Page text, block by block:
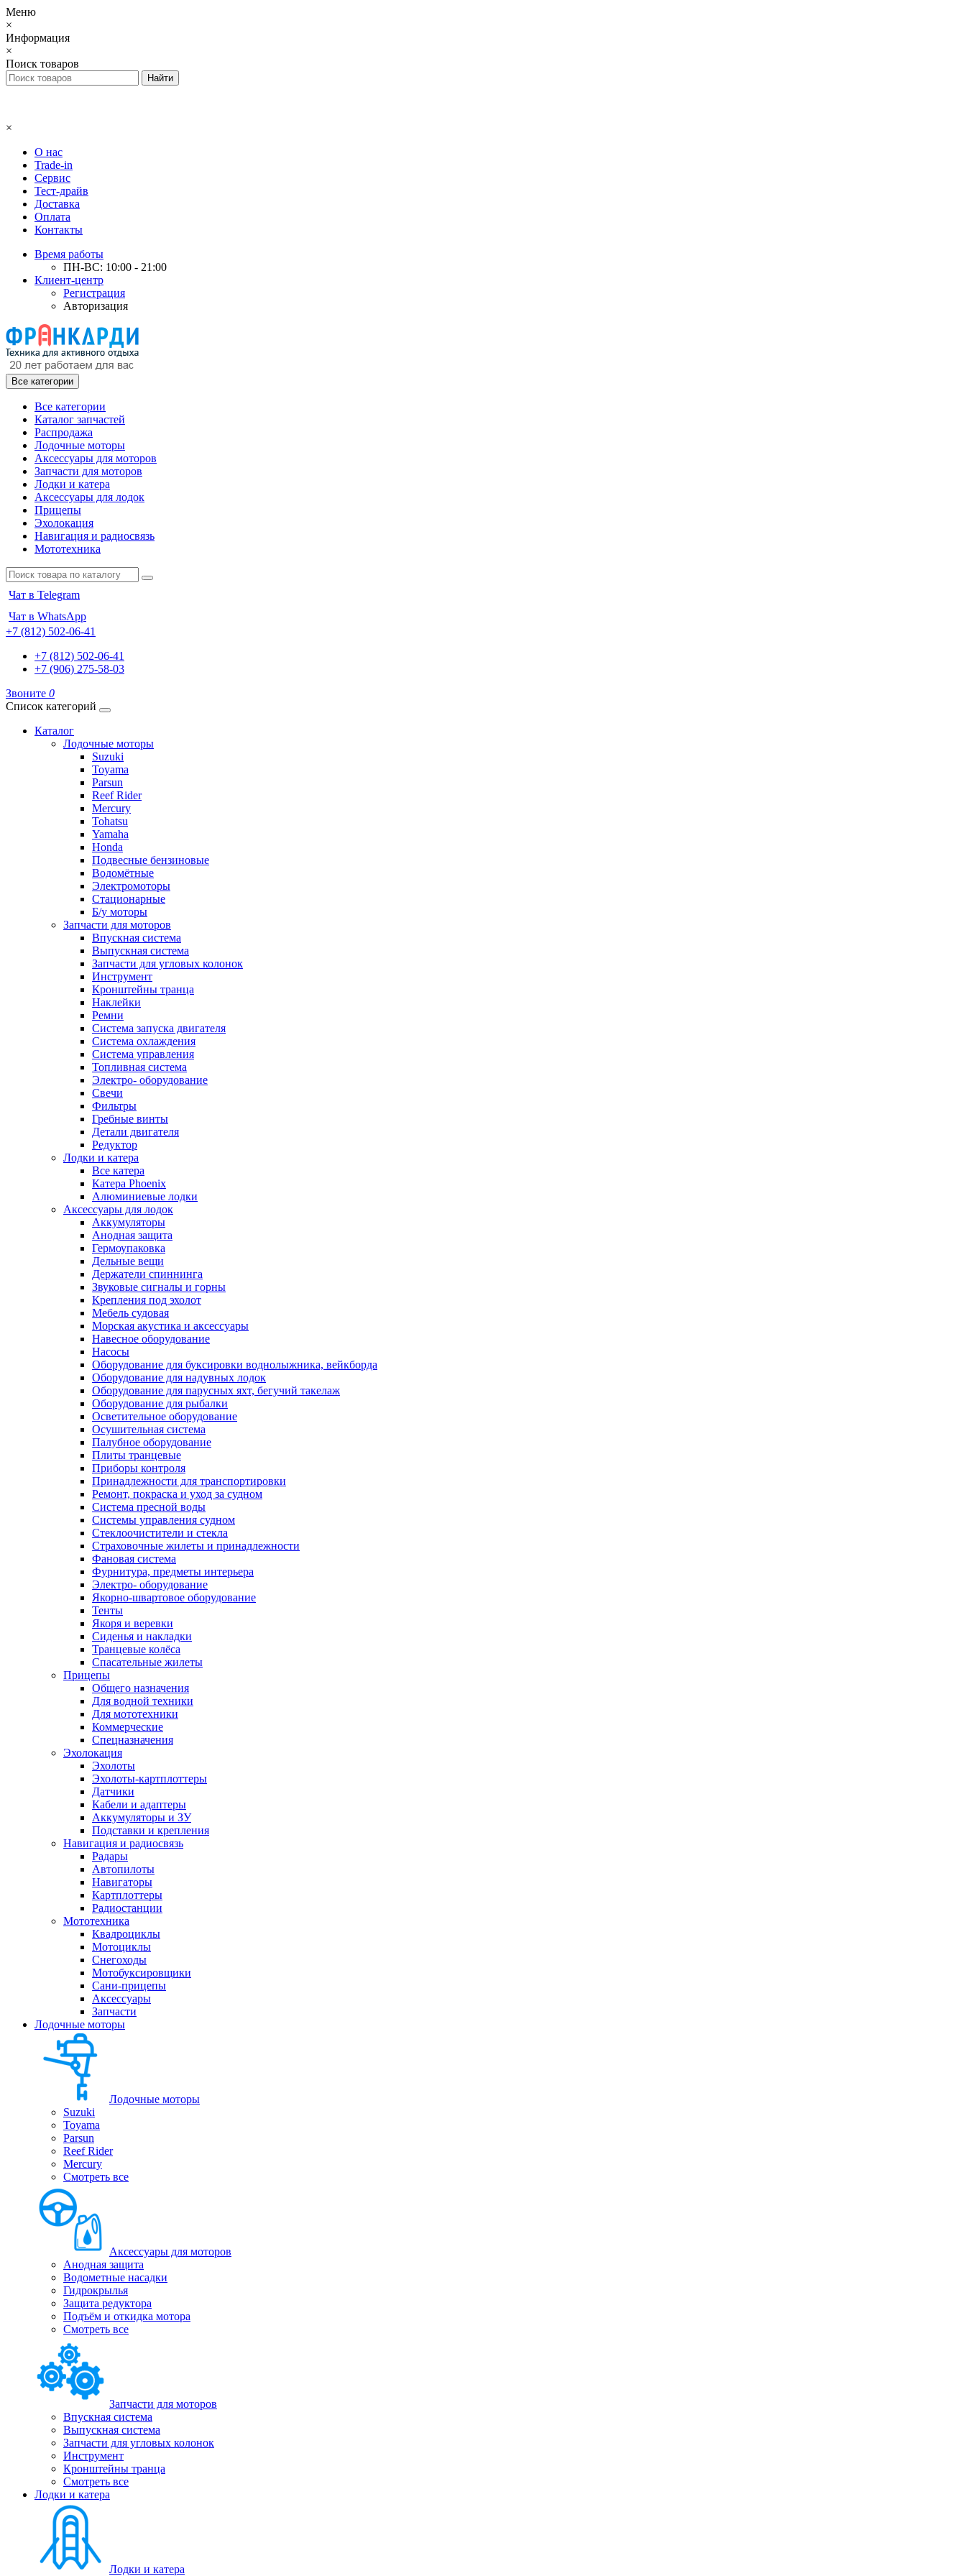
Меню
×
Информация
×
Поиск товаров
×
О нас
Trade-in
Сервис
Тест-драйв
Доставка
Оплата
Контакты
Время работы
ПН-ВС: 10:00 - 21:00
Клиент-центр
Регистрация
Авторизация
Все категории
Все категории
Каталог запчастей
Распродажа
Лодочные моторы
Аксессуары для моторов
Запчасти для моторов
Лодки и катера
Аксессуары для лодок
Прицепы
Эхолокация
Навигация и радиосвязь
Мототехника
Чат в Telegram
Чат в WhatsApp
+7 (812) 502-06-41
+7 (812) 502-06-41
+7 (906) 275-58-03
Звоните 0
Список категорий
Каталог
Лодочные моторы
Suzuki
Toyama
Parsun
Reef Rider
Mercury
Tohatsu
Yamaha
Honda
Подвесные бензиновые
Водомётные
Электромоторы
Стационарные
Б/у моторы
Запчасти для моторов
Впускная система
Выпускная система
Запчасти для угловых колонок
Инструмент
Кронштейны транца
Наклейки
Ремни
Система запуска двигателя
Система охлаждения
Система управления
Топливная система
Электро- оборудование
Свечи
Фильтры
Гребные винты
Детали двигателя
Редуктор
Лодки и катера
Все катера
Катера Phoenix
Алюминиевые лодки
Аксессуары для лодок
Аккумуляторы
Анодная защита
Гермоупаковка
Дельные вещи
Держатели спиннинга
Звуковые сигналы и горны
Крепления под эхолот
Мебель судовая
Морская акустика и аксессуары
Навесное оборудование
Насосы
Оборудование для буксировки воднолыжника, вейкборда
Оборудование для надувных лодок
Оборудование для парусных яхт, бегучий такелаж
Оборудование для рыбалки
Осветительное оборудование
Осушительная система
Палубное оборудование
Плиты транцевые
Приборы контроля
Принадлежности для транспортировки
Ремонт, покраска и уход за судном
Система пресной воды
Системы управления судном
Стеклоочистители и стекла
Страховочные жилеты и принадлежности
Фановая система
Фурнитура, предметы интерьера
Электро- оборудование
Якорно-швартовое оборудование
Тенты
Якоря и веревки
Сиденья и накладки
Транцевые колёса
Спасательные жилеты
Прицепы
Общего назначения
Для водной техники
Для мототехники
Коммерческие
Спецназначения
Эхолокация
Эхолоты
Эхолоты-картплоттеры
Датчики
Кабели и адаптеры
Аккумуляторы и ЗУ
Подставки и крепления
Навигация и радиосвязь
Радары
Автопилоты
Навигаторы
Картплоттеры
Радиостанции
Мототехника
Квадроциклы
Мотоциклы
Снегоходы
Мотобуксировщики
Сани-прицепы
Аксессуары
Запчасти
Лодочные моторы
Лодочные моторы
Suzuki
Toyama
Parsun
Reef Rider
Mercury
Смотреть все
Аксессуары для моторов
Анодная защита
Водометные насадки
Гидрокрылья
Защита редуктора
Подъём и откидка мотора
Смотреть все
Запчасти для моторов
Впускная система
Выпускная система
Запчасти для угловых колонок
Инструмент
Кронштейны транца
Смотреть все
Лодки и катера
Лодки и катера